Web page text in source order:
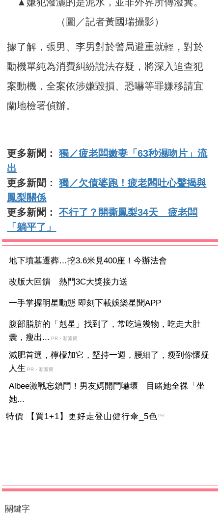
（圖／記者黃國瑞攝影）
據了解，張男、李男對於警局避重就輕，對於
動機單純為消費糾紛說法存疑，將深入追查犯
案動機，全案依涉嫌毀損、恐嚇等罪嫌移請宜
蘭地檢署偵辦。
更多新聞：獨／疲老闆嫩妻「63秒濕吻片」流
出
更多新聞：獨／欠債婆跑！疲老闆吐心聲揭與
鳳梨關係
更多新聞：不行了？開撕鳳梨34天 疲老闆
「躺平了」
地下墳墓遷葬…挖3.6米見400座！今辦法會
改版大回饋 熱門3C大獎接力送
一手掌握明星動態 即刻下載娛樂星聞APP
腹部脂肪的「剋星」找到了，常吃這幾物，吃走大肚
囊，瘦出... PR・新素簡
減肥首選，檸檬加它，堅持一週，腰細了，瘦到你懷疑
人生 PR・新素簡
Albee激戰忘鎖門！男友媽開門嚇壞 目睹她全裸「坐
她...
特價 【買1+1】更好走登山健行傘_5色PR
關鍵字